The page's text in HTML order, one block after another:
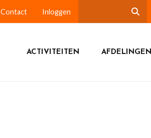
Contact Inloggen
ACTIVITEITEN AFDELINGEN